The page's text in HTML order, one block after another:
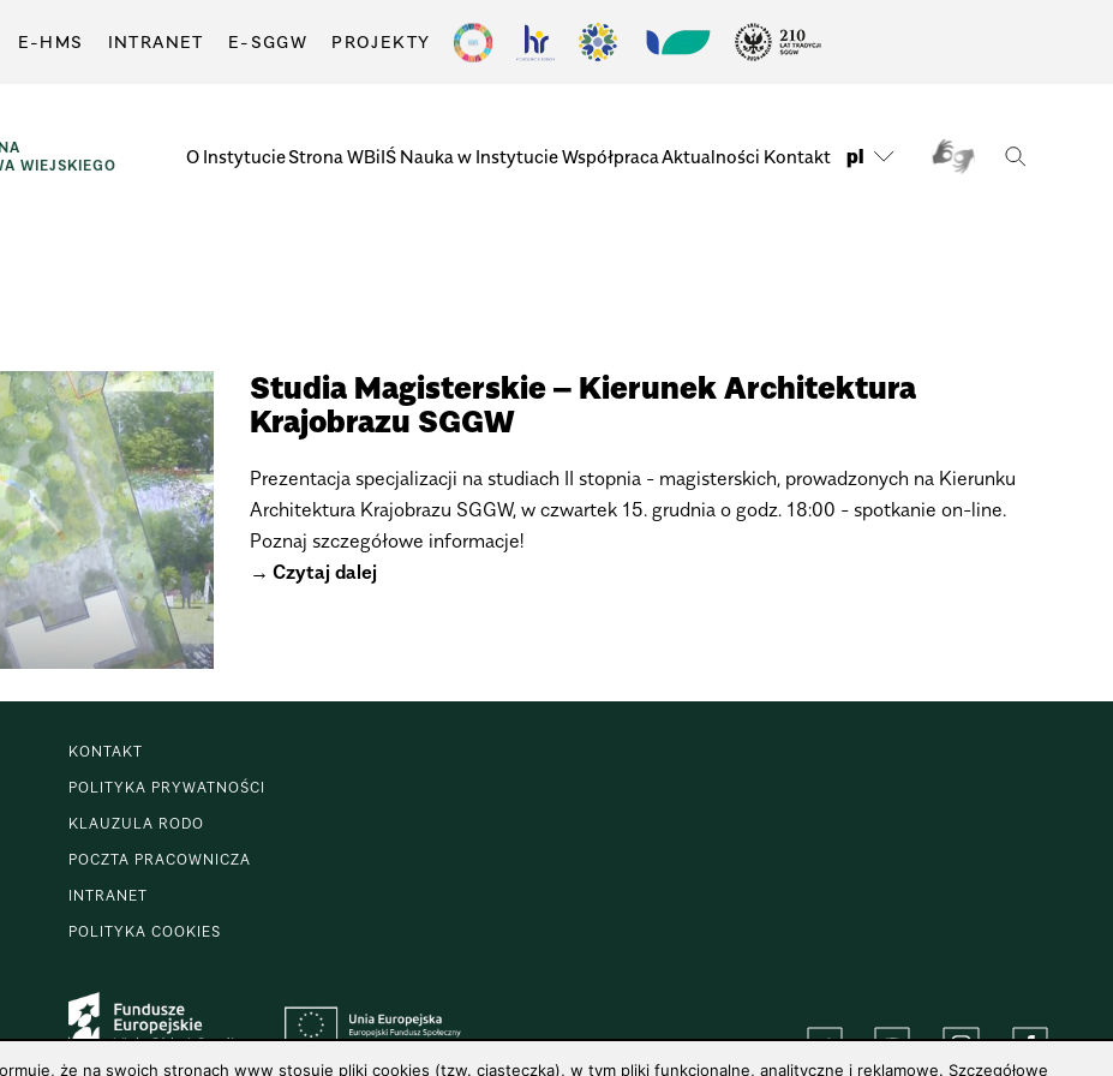
E-HMS INTRANET E-SGGW PROJEKTY
WIEJSKIEGO
O InstytucieStrona WBiIŚ Nauka w InstytucieWspółpracaAktualności Kontakt pl
Studia Magisterskie – Kierunek Architektura
Krajobrazu SGGW
Prezentacja specjalizacji na studiach II stopnia - magisterskich, prowadzonych na Kierunku
Architektura Krajobrazu SGGW, w czwartek 15. grudnia o godz. 18:00 - spotkanie on-line.
Poznaj szczegółowe informacje!
Czytaj dalej
KONTAKT
POLITYKA PRYWATNOŚCI
KLAUZULA RODO
POCZTA PRACOWNICZA
INTRANET
POLITYKA COOKIES
że na swoich stronach www stosuje pliki cookies (tzw. ciasteczka), w tym pliki funkcjonalne, analityczne i reklamowe. Szczegółowe